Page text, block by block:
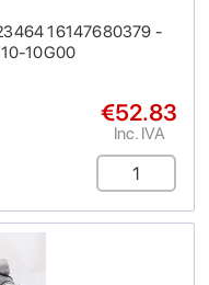
16147680379 -
10G00
€52.83
Inc. IVA